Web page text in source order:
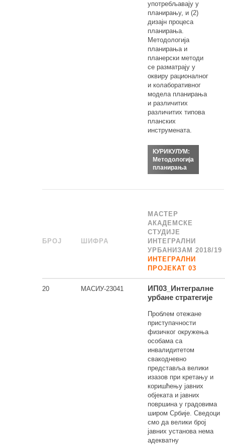
употребљавају у
планирању, и (2)
дизајн процеса
планирања.
Методологија
планирања и
планерски методи
се разматрају у
оквиру рационалног
и колаборативног
модела планирања
и различитих
различитих типова
планских
инструмената.
КУРИКУЛУМ:
Методологија
планирања
БРОЈ ШИФРА
МАСТЕР
АКАДЕМСКЕ
СТУДИЈЕ
ИНТЕГРАЛНИ
УРБАНИЗАМ 2018/19
ИНТЕГРАЛНИ
ПРОЈЕКАТ 03
20 МАСИУ-23041
ИП03_Интегралне
урбане стратегије
Проблем отежане
приступачности
физичког окружења
особама са
инвалидитетом
свакодневно
представља велики
изазов при кретању и
коришћењу јавних
објеката и јавних
површина у градовима
широм Србије. Сведоци
смо да велики број
јавних установа нема
адекватну